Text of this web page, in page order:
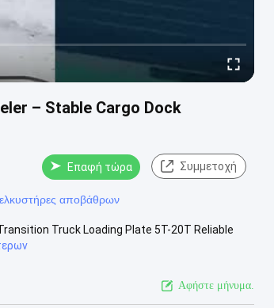
– Stable Cargo Dock
Επαφή τώρα Συμμετοχή
αποβάθρων
Truck Loading Plate 5T-20T Reliable
Αφήστε μήνυμα.